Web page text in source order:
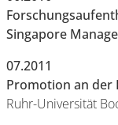
Singapore
07.2011
Promotion an der
Ruhr-Universität